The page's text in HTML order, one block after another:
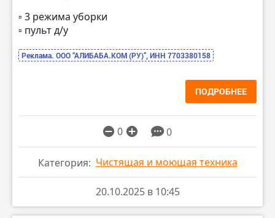
▫️ 3 режима уборки
▫️ пульт д/у
Реклама. ООО “АЛИБАБА.КОМ (РУ)”, ИНН 7703380158
ПОДРОБНЕЕ
0 0
Категория: Чистящая и моющая техника
20.10.2025 в 10:45